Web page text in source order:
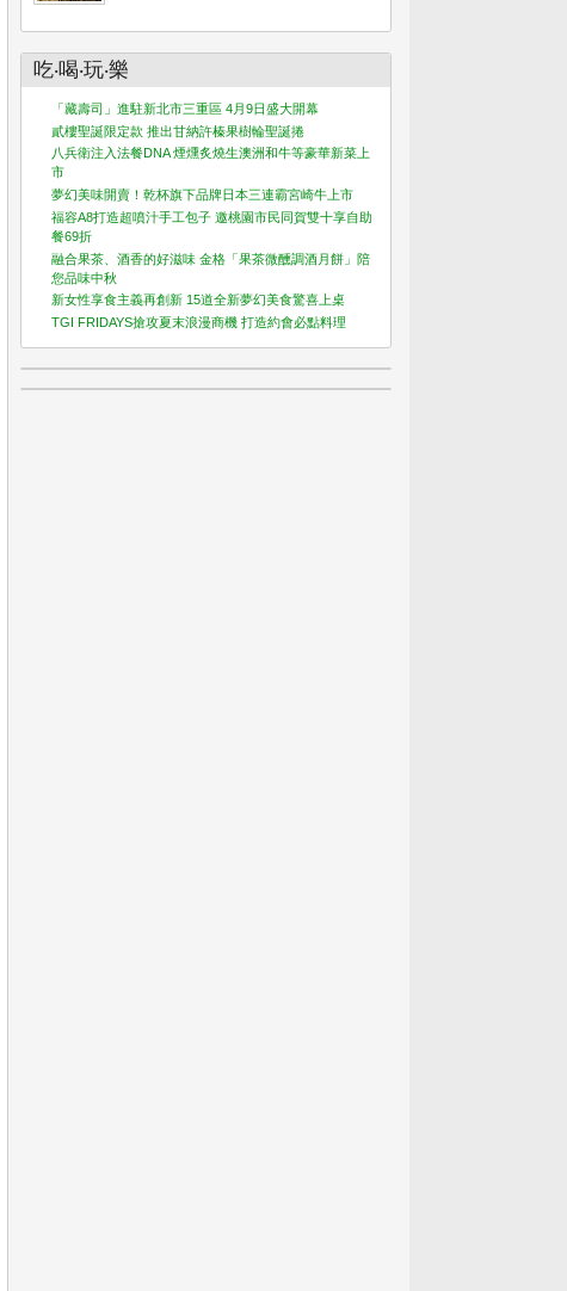
吃‧喝‧玩‧樂
「藏壽司」進駐新北市三重區 4月9日盛大開幕
貳樓聖誕限定款 推出甘納許榛果樹輪聖誕捲
八兵衛注入法餐DNA 煙燻炙燒生澳洲和牛等豪華新菜上
市
夢幻美味開賣！乾杯旗下品牌日本三連霸宮崎牛上市
福容A8打造超噴汁手工包子 邀桃園市民同賀雙十享自助
餐69折
融合果茶、酒香的好滋味 金格「果茶微醺調酒月餅」陪
您品味中秋
新女性享食主義再創新 15道全新夢幻美食驚喜上桌
TGI FRIDAYS搶攻夏末浪漫商機 打造約會必點料理